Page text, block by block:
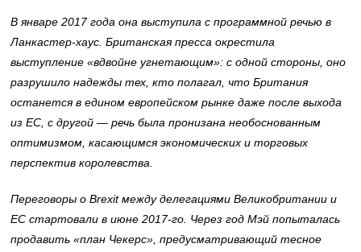
В январе 2017 года она выступила с программной речью в
Ланкастер-хаус. Британская пресса окрестила
выступление«вдвойне угнетающим»: с одной стороны, оно
разрушило надежды тех, кто полагал, что Британия
останется в едином европейском рынке даже после выхода
из ЕС, с другой— речь была пронизана необоснованным
оптимизмом, касающимся экономических и торговых
перспектив королевства.
Переговоры о Brexit между делегациями Великобритании и
ЕС стартовали в июне 2017-го. Через год Мэй попыталась
продавить«план Чекерс», предусматривающий тесное